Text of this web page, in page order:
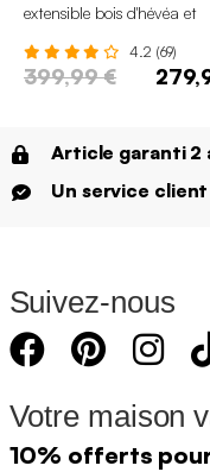
extensible bois d'hévéa et
4.2 (69)
399,99 €
Article garanti 2
Un service
Suivez-nous
Votre maison
10% offerts